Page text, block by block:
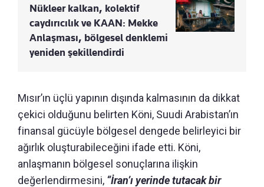
Nükleer kalkan, kolektif
caydırıcılık ve KAAN: Mekke
Anlaşması, bölgesel denklemi
yeniden şekillendirdi
Mısır’ın üçlü yapının dışında kalmasının da dikkat
çekici olduğunu belirten Köni, Suudi Arabistan’ın
finansal gücüyle bölgesel dengede belirleyici bir
ağırlık oluşturabileceğini ifade etti. Köni,
anlaşmanın bölgesel sonuçlarına ilişkin
değerlendirmesini, “İran’ı yerinde tutacak bir